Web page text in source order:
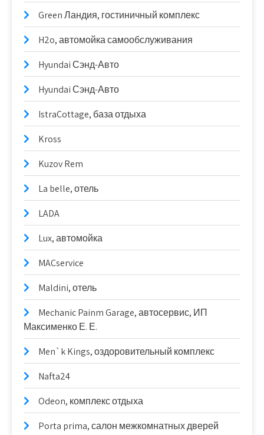
Green Ландия, гостиничный комплекс
H2o, автомойка самообслуживания
Hyundai Сэнд-Авто
Hyundai Сэнд-Авто
IstraCottage, база отдыха
Kross
Kuzov Rem
La belle, отель
LADA
Lux, автомойка
MACservice
Maldini, отель
Mechanic Painm Garage, автосервис, ИП
Максименко Е. Е.
Men`k Kings, оздоровительный комплекс
Nafta24
Odeon, комплекс отдыха
Porta prima, салон межкомнатных дверей